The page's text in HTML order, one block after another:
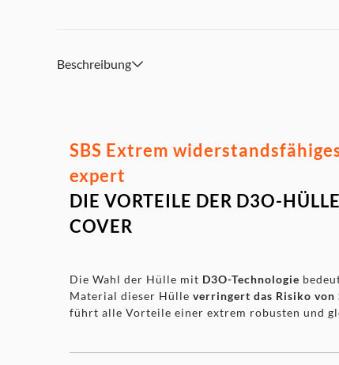
Beschreibung
SBS Extrem
expert
DIE VORTEILE DER D3O-
COVER
Die Wahl der Hülle mit D3O-Technologie
Material dieser Hülle verringert das Risiko von
führt alle Vorteile einer extrem robusten und